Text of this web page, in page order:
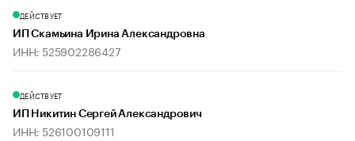
ДЕЙСТВУЕТ
ИП Скамьина Ирина Александровна
ИНН: 525902286427
ДЕЙСТВУЕТ
ИП Никитин Сергей Александрович
ИНН: 526100109111